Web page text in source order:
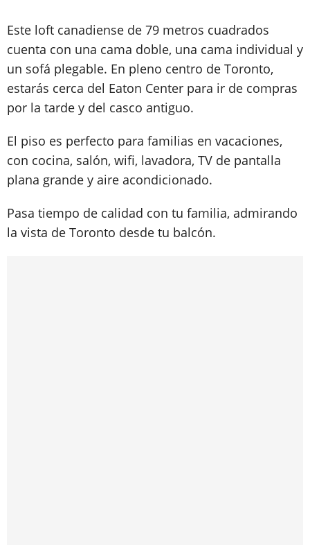
Este loft canadiense de 79 metros cuadrados
cuenta con una cama doble, una cama individual y
un sofá plegable. En pleno centro de Toronto,
estarás cerca del Eaton Center para ir de compras
por la tarde y del casco antiguo.
El piso es perfecto para familias en vacaciones,
con cocina, salón, wifi, lavadora, TV de pantalla
plana grande y aire acondicionado.
Pasa tiempo de calidad con tu familia, admirando
la vista de Toronto desde tu balcón.